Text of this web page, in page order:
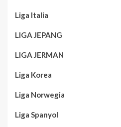
Liga Italia
LIGA JEPANG
LIGA JERMAN
Liga Korea
Liga Norwegia
Liga Spanyol